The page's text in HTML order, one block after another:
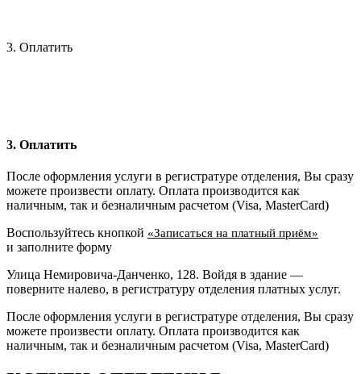
3. Оплатить
3. Оплатить
После оформления услуги в регистратуре отделения, Вы сразу
можете произвести оплату. Оплата производится как
наличным, так и безналичным расчетом (Visa, MasterCard)
Воспользуйтесь кнопкой «Записаться на платный приём»
и заполните форму
Улица Немировича-Данченко, 128. Войдя в здание —
поверните налево, в регистратуру отделения платных услуг.
После оформления услуги в регистратуре отделения, Вы сразу
можете произвести оплату. Оплата производится как
наличным, так и безналичным расчетом (Visa, MasterCard)